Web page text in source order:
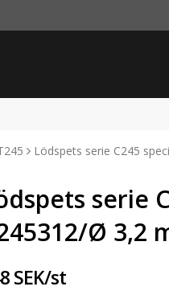
Lödspets serie C245
serie
Ø 3,2
SEK/st